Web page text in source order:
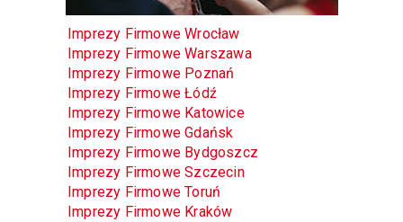
Imprezy Firmowe Wrocław
Imprezy Firmowe Warszawa
Imprezy Firmowe Poznań
Imprezy Firmowe Łódź
Imprezy Firmowe Katowice
Imprezy Firmowe Gdańsk
Imprezy Firmowe Bydgoszcz
Imprezy Firmowe Szczecin
Imprezy Firmowe Toruń
Imprezy Firmowe Kraków